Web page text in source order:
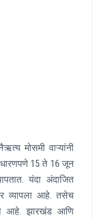
मोसमी वाऱ्यांनी
15 ते 16 जून
यंदा अंदाजित
व्यापला आहे. तसेच
आहे. झारखंड आणि